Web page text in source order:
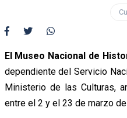
El Museo Nacional de
dependiente del Servicio
Ministerio de las Culturas,
entre el 2 y el 23 de marzo